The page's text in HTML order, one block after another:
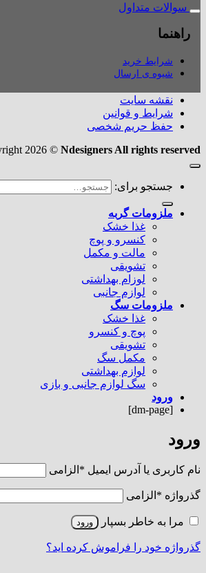
سوالات متداول
راهنما
شرایط خرید
شیوه ی ارسال
نقشه سایت
شرایط و قوانین
حفظ حریم شخصی
2026 © Ndesigners All rights reserved
جستجو برای:
ملزومات گربه
غذا خشک
کنسرو و پوچ
مالت و مکمل
تشویقی
لوزام بهداشتی
لوازم جانبی
ملزومات سگ
غذا خشک
پوچ و کنسرو
تشویقی
مکمل سگ
لوازم بهداشتی
سگ لوازم جانبی و بازی
ورود
[dm-page]
ورود
نام کاربری یا آدرس ایمیل * الزامی
گذرواژه * الزامی
مرا به خاطر بسپار ورود
گذرواژه خود را فراموش کرده اید؟